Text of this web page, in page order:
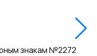
знакам №2272